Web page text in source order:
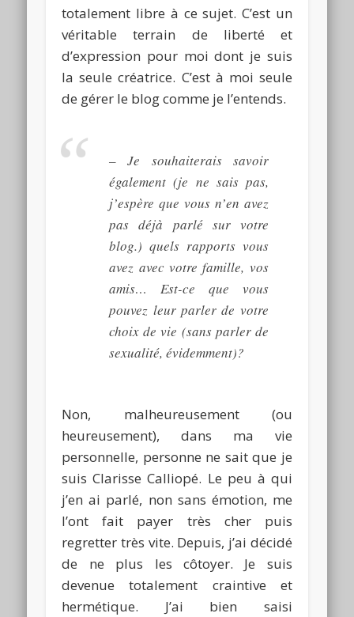
totalement libre à ce sujet. C’est un
véritable terrain de liberté et
d’expression pour moi dont je suis
la seule créatrice. C’est à moi seule
de gérer le blog comme je l’entends.
– Je souhaiterais savoir
également(je ne sais pas,
j’espère que vous n’en avez
pas déjà parlé sur votre
blog.) quels rapports vous
avez avec votre famille, vos
amis… Est-ce que vous
pouvez leur parler de votre
choix de vie (sans parler de
sexualité, évidemment)?
Non, malheureusement (ou
heureusement), dans ma vie
personnelle, personne ne sait que je
suis ClarisseCalliopé. Le peu à qui
j’en ai parlé, non sans émotion, me
l’ont fait payer très cher puis
regretter très vite. Depuis, j’ai décidé
de ne plus les côtoyer. Je suis
devenue totalement craintive et
hermétique. J’ai bien saisi